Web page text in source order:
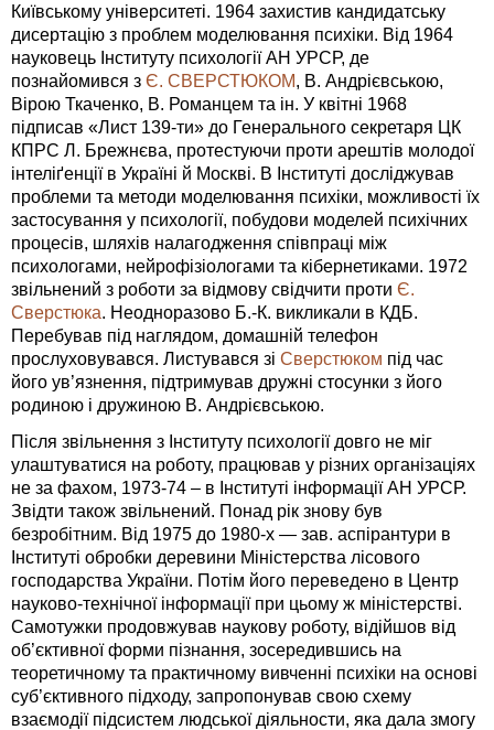
Київському університеті. 1964 захистив кандидатську
дисертацію з проблем моделювання психіки. Від 1964
науковець Інституту психології АН УРСР, де
познайомився з Є. СВЕРСТЮКОМ, В. Андрієвською,
Вірою Ткаченко, В. Романцем та ін. У квітні 1968
підписав «Лист 139-ти» до Генерального секретаря ЦК
КПРС Л. Брежнєва, протестуючи проти арештів молодої
інтеліґенції в Україні й Москві. В Інституті досліджував
проблеми та методи моделювання психіки, можливості їх
застосування у психології, побудови моделей психічних
процесів, шляхів налагодження співпраці між
психологами, нейрофізіологами та кібернетиками. 1972
звільнений з роботи за відмову свідчити проти Є.
Сверстюка. Неодноразово Б.-К. викликали в КДБ.
Перебував під наглядом, домашній телефон
прослуховувався. Листувався зі Сверстюком під час
його ув’язнення, підтримував дружні стосунки з його
родиною і дружиною В. Андрієвською.
Після звільнення з Інституту психології довго не міг
улаштуватися на роботу, працював у різних організаціях
не за фахом, 1973-74 – в Інституті інформації АН УРСР.
Звідти також звільнений. Понад рік знову був
безробітним. Від 1975 до 1980-х — зав. аспірантури в
Інституті обробки деревини Міністерства лісового
господарства України. Потім його переведено в Центр
науково-технічної інформації при цьому ж міністерстві.
Самотужки продовжував наукову роботу, відійшов від
об’єктивної форми пізнання, зосередившись на
теоретичному та практичному вивченні психіки на основі
суб’єктивного підходу, запропонував свою схему
взаємодії підсистем людської діяльности, яка дала змогу